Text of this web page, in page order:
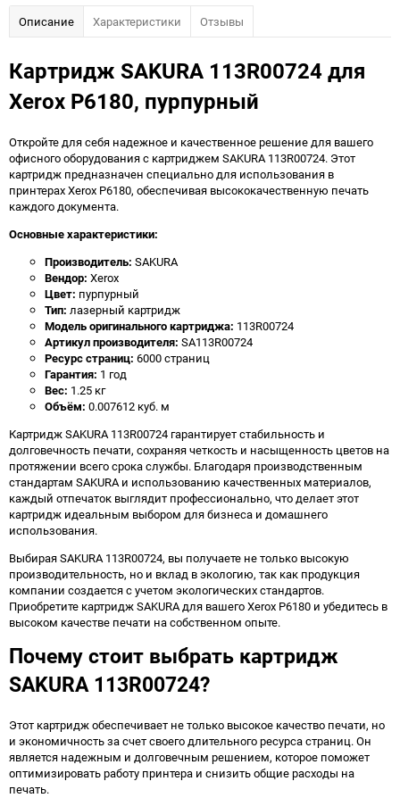
Описание Характеристики Отзывы
Картридж SAKURA 113R00724 для
Xerox P6180, пурпурный
Откройте для себя надежное и качественное решение для вашего
офисного оборудования с картриджем SAKURA 113R00724. Этот
картридж предназначен специально для использования в
принтерах Xerox P6180, обеспечивая высококачественную печать
каждого документа.
Основные характеристики:
Производитель: SAKURA
Вендор: Xerox
Цвет: пурпурный
Тип: лазерный картридж
Модель оригинального картриджа: 113R00724
Артикул производителя: SA113R00724
Ресурс страниц: 6000 страниц
Гарантия: 1 год
Вес: 1.25 кг
Объём: 0.007612 куб. м
Картридж SAKURA 113R00724 гарантирует стабильность и
долговечность печати, сохраняя четкость и насыщенность цветов на
протяжении всего срока службы. Благодаря производственным
стандартам SAKURA и использованию качественных материалов,
каждый отпечаток выглядит профессионально, что делает этот
картридж идеальным выбором для бизнеса и домашнего
использования.
Выбирая SAKURA 113R00724, вы получаете не только высокую
производительность, но и вклад в экологию, так как продукция
компании создается с учетом экологических стандартов.
Приобретите картридж SAKURA для вашего Xerox P6180 и убедитесь в
высоком качестве печати на собственном опыте.
Почему стоит выбрать картридж
SAKURA 113R00724?
Этот картридж обеспечивает не только высокое качество печати, но
и экономичность за счет своего длительного ресурса страниц. Он
является надежным и долговечным решением, которое поможет
оптимизировать работу принтера и снизить общие расходы на
печать.